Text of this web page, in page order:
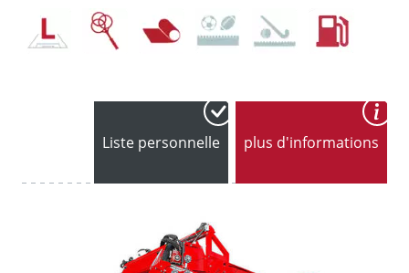
Liste personnelle plus d'informations